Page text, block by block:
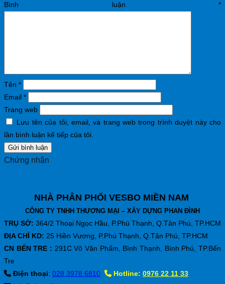
Bình luận *
Tên *
Email *
Trang web
Lưu tên của tôi, email, và trang web trong trình duyệt này cho
lần bình luận kế tiếp của tôi.
Chứng nhận
NHÀ PHÂN PHỐI VESBO MIỀN NAM
CÔNG TY TNHH THƯƠNG MẠI – XÂY DỰNG PHAN ĐÌNH
TRỤ SỞ: 364/2 Thoại Ngọc Hầu, P.Phú Thạnh, Q.Tân Phú, TP.HCM
ĐỊA CHỈ KD: 25 Hiền Vương, P.Phú Thạnh, Q.Tân Phú, TP.HCM
CN BẾN TRE : 291C Võ Văn Phẩm, Bình Thạnh, Bình Phú, TP.Bến
Tre
Điện thoại: 028 3978 6810 Hotline: 0976 22 11 33